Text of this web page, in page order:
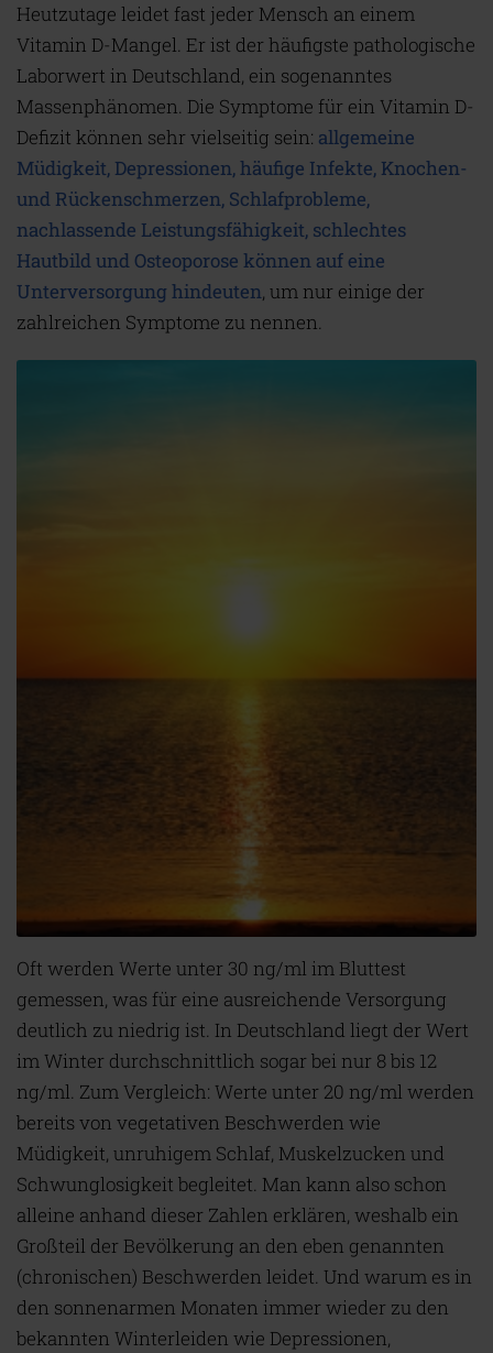
Heutzutage leidet fast jeder Mensch an einem
Vitamin D-Mangel. Er ist der häufigste pathologische
Laborwert in Deutschland, ein sogenanntes
Massenphänomen. Die Symptome für ein Vitamin D-
Defizit können sehr vielseitig sein: allgemeine
Müdigkeit, Depressionen, häufige Infekte, Knochen-
und Rückenschmerzen, Schlafprobleme,
nachlassende Leistungsfähigkeit, schlechtes
Hautbild und Osteoporose können auf eine
Unterversorgung hindeuten, um nur einige der
zahlreichen Symptome zu nennen.
Oft werden Werte unter 30 ng/ml im Bluttest
gemessen, was für eine ausreichende Versorgung
deutlich zu niedrig ist. In Deutschland liegt der Wert
im Winter durchschnittlich sogar bei nur 8 bis 12
ng/ml. Zum Vergleich: Werte unter 20 ng/ml werden
bereits von vegetativen Beschwerden wie
Müdigkeit, unruhigem Schlaf, Muskelzucken und
Schwunglosigkeit begleitet. Man kann also schon
alleine anhand dieser Zahlen erklären, weshalb ein
Großteil der Bevölkerung an den eben genannten
(chronischen) Beschwerden leidet. Und warum es in
den sonnenarmen Monaten immer wieder zu den
bekannten Winterleiden wie Depressionen,